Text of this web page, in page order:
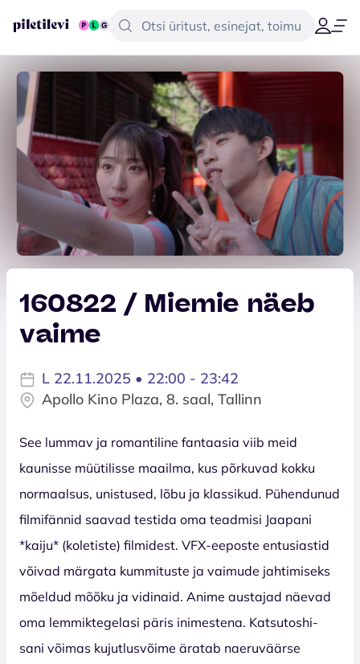
160822 / Miemie näeb
vaime
L 22.11.2025 • 22:00 - 23:42
Apollo Kino Plaza, 8. saal, Tallinn
See lummav ja romantiline fantaasia viib meid
kaunisse müütilisse maailma, kus põrkuvad kokku
normaalsus, unistused, lõbu ja klassikud. Pühendunud
filmifännid saavad testida oma teadmisi Jaapani
*kaiju* (koletiste) filmidest. VFX-eeposte entusiastid
võivad märgata kummituste ja vaimude jahtimiseks
mõeldud mõõku ja vidinaid. Anime austajad näevad
oma lemmiktegelasi päris inimestena. Katsutoshi-
sani võimas kujutlusvõime äratab naeruväärse